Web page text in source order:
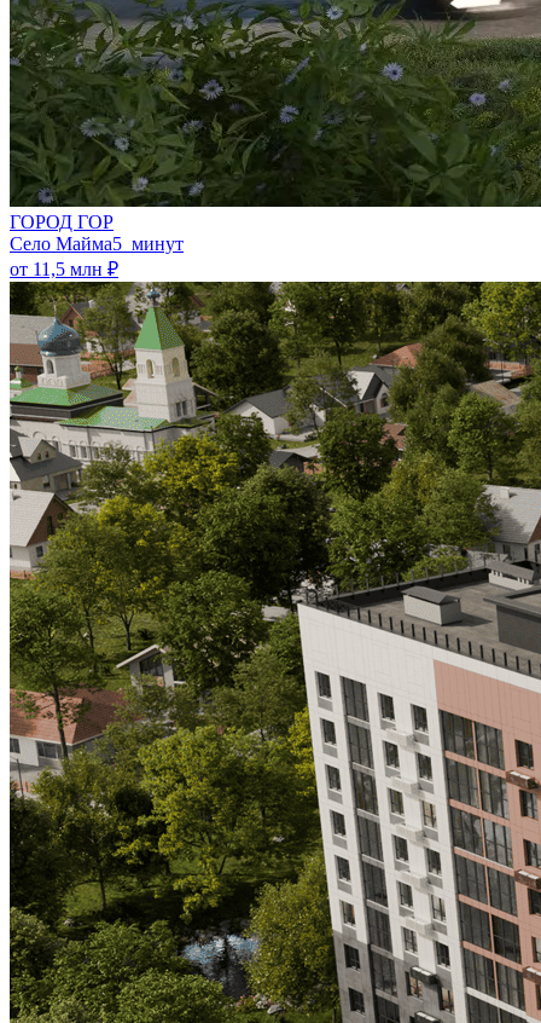
ГОРОД ГОР
Село Майма5 минут
от 11,5 млн ₽